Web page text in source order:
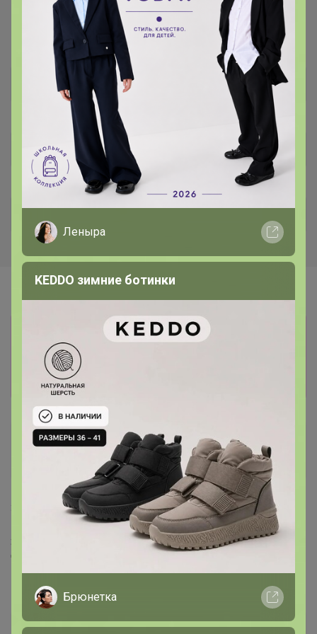
для удобства развоза, при этом
очередность может нарушаться)
Cпойлер
Cпойлер
Информация о заказах доступна
лишь членам клуба
Показать
Regina
Кандидат в магистры
30 декабря, 2015 19:27
Здравствуйте, подскажите пожалуйста, почему на не
"стеклянные" товары орг процент 18? В моём случае
это прихватки и деревянная доска.
Леныра
KEDDO зимние ботинки
Брюнетка